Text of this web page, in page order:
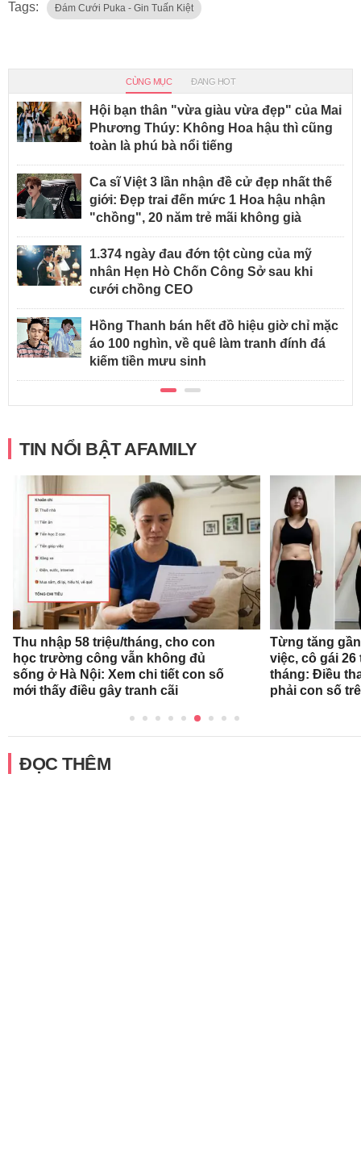
Tags: Đám Cưới Puka - Gin Tuấn Kiệt
CÙNG MỤC ĐANG HOT
Hội bạn thân "vừa giàu vừa đẹp" của Mai
Phương Thúy: Không Hoa hậu thì cũng
toàn là phú bà nổi tiếng
Ca sĩ Việt 3 lần nhận đề cử đẹp nhất thế
giới: Đẹp trai đến mức 1 Hoa hậu nhận
"chồng", 20 năm trẻ mãi không già
1.374 ngày đau đớn tột cùng của mỹ
nhân Hẹn Hò Chốn Công Sở sau khi
cưới chồng CEO
Hồng Thanh bán hết đồ hiệu giờ chỉ mặc
áo 100 nghìn, về quê làm tranh đính đá
kiếm tiền mưu sinh
TIN NỔI BẬT AFAMILY
Thu nhập 58 triệu/tháng, cho con
học trường công vẫn không đủ
sống ở Hà Nội: Xem chi tiết con số
mới thấy điều gây tranh cãi
Từng tăng
việc, cô gái
tháng: Điều
phải con số
ĐỌC THÊM